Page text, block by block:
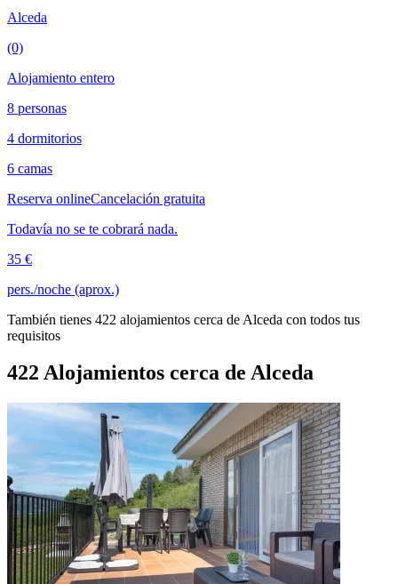
Alceda
(0)
Alojamiento entero
8 personas
4 dormitorios
6 camas
Reserva onlineCancelación gratuita
Todavía no se te cobrará nada.
35 €
pers./noche (aprox.)
También tienes 422 alojamientos cerca de Alceda con todos tus
requisitos
422 Alojamientos cerca de Alceda